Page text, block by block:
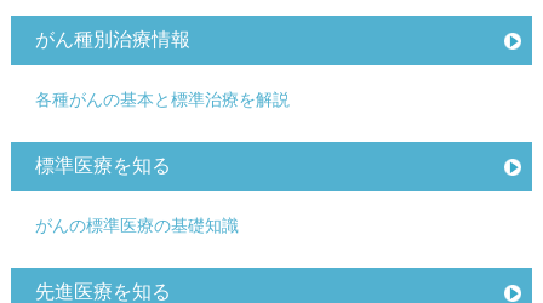
がん種別治療情報
各種がんの基本と標準治療を解説
標準医療を知る
がんの標準医療の基礎知識
先進医療を知る